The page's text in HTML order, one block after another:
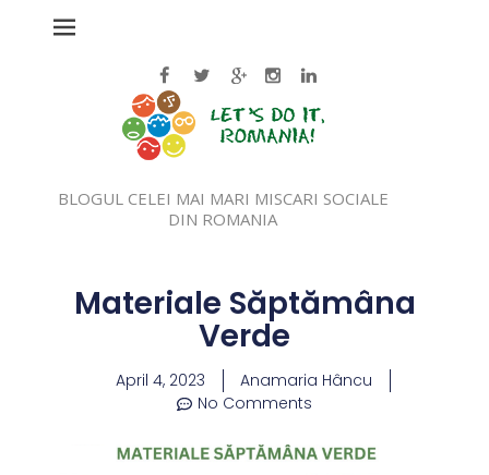
BLOGUL CELEI MAI MARI MISCARI SOCIALE
DIN ROMANIA
Materiale Săptămâna
Verde
April 4, 2023
Anamaria Hâncu
No Comments